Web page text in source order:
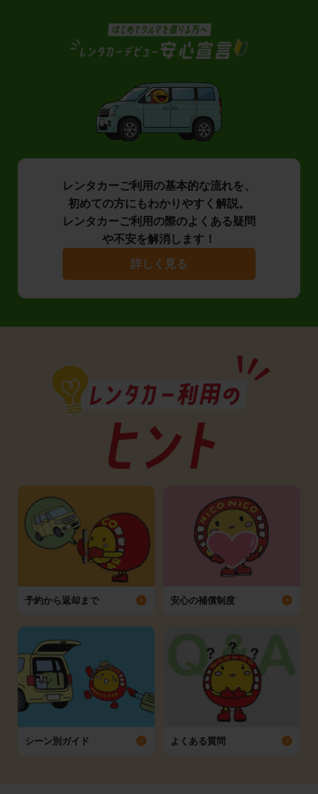
レンタカーご利用の基本的な流れを、
初めての方にもわかりやすく解説。
レンタカーご利用の際のよくある疑問
や不安を解消します！
詳しく見る
予約から返却まで 安心の補償制度
シーン別ガイド よくある質問